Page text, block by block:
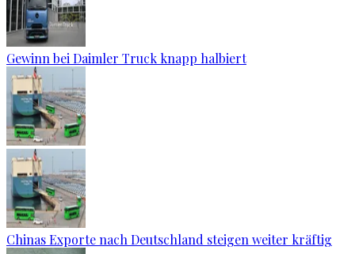
Gewinn bei Daimler Truck knapp halbiert
Chinas Exporte nach Deutschland steigen weiter kräftig